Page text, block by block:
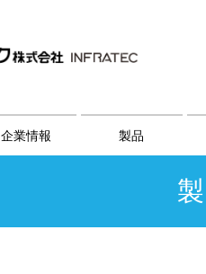
企業情報 製品